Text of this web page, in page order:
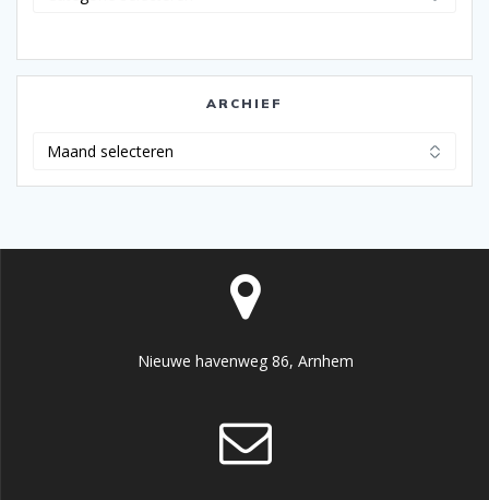
ARCHIEF
Nieuwe havenweg 86, Arnhem